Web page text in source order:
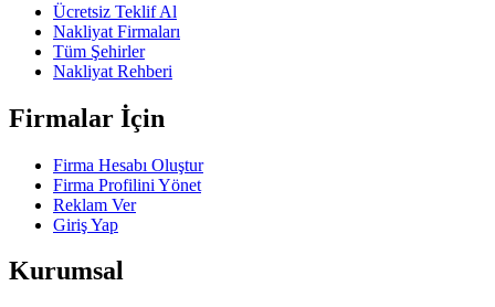
Ücretsiz Teklif Al
Nakliyat Firmaları
Tüm Şehirler
Nakliyat Rehberi
Firmalar İçin
Firma Hesabı Oluştur
Firma Profilini Yönet
Reklam Ver
Giriş Yap
Kurumsal